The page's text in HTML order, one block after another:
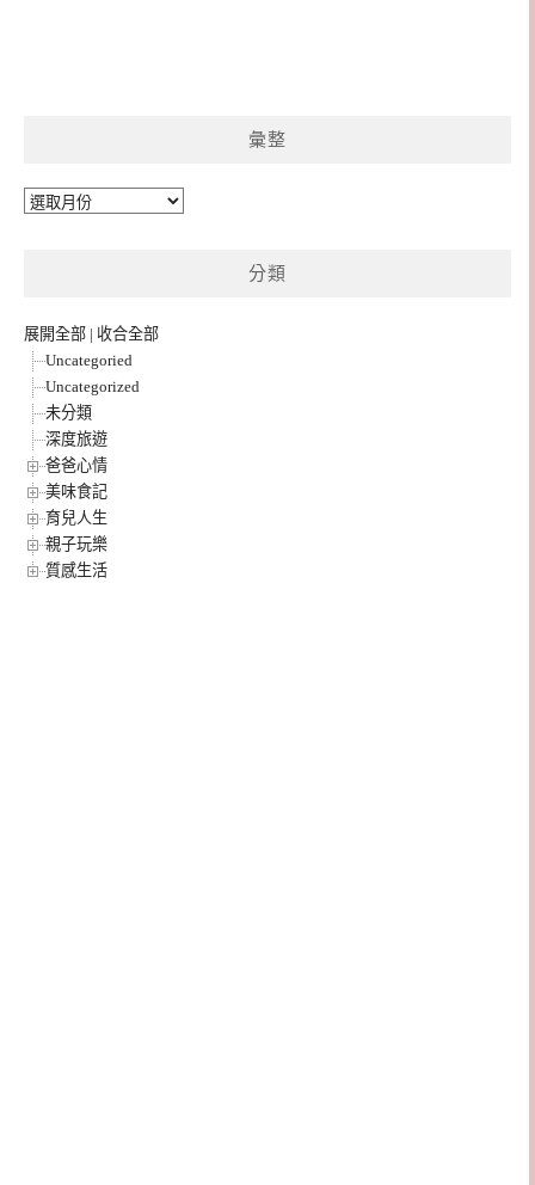
彙整
彙
分類
展開全部 | 收合全部
Uncategoried
Uncategorized
未分類
深度旅遊
爸爸心情
美味食記
育兒人生
親子玩樂
質感生活